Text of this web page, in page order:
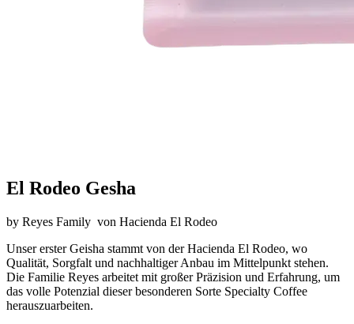
El Rodeo Gesha
by Reyes Family von Hacienda El Rodeo
Unser erster Geisha stammt von der Hacienda El Rodeo, wo
Qualität, Sorgfalt und nachhaltiger Anbau im Mittelpunkt stehen.
Die Familie Reyes arbeitet mit großer Präzision und Erfahrung, um
das volle Potenzial dieser besonderen Sorte Specialty Coffee
herauszuarbeiten.